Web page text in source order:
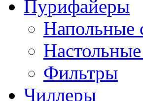
Пурифайеры
Напольные
Фильтры
Чиллеры